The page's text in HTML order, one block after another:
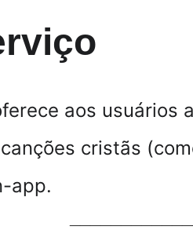
aos
cristãs
app.